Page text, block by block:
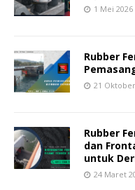
1 Mei 2026
Rubber
21
Rubber
dan
untuk
24 Maret